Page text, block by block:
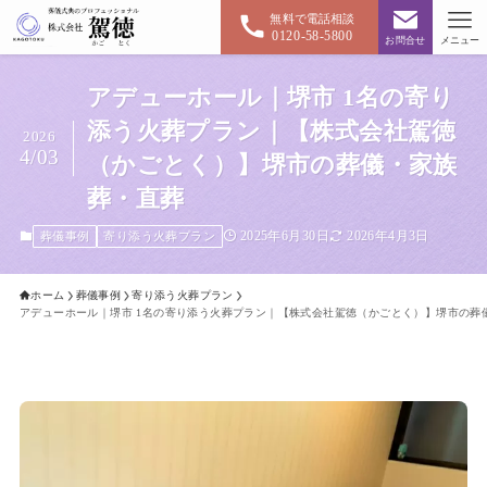
無料で電話相談
0120-58-5800 お問合せ メニュー
アデューホール｜堺市 1名の寄り
添う火葬プラン｜【株式会社駕徳
（かごとく）】堺市の葬儀・家族
葬・直葬
2026
4/03
葬儀事例 寄り添う火葬プラン 2025年6月30日 2026年4月3日
ホーム 葬儀事例
寄り添う火葬プラン
アデューホール｜堺市 1名の寄り添う火葬プラン｜【株式会社駕徳（かごとく）】堺市の葬